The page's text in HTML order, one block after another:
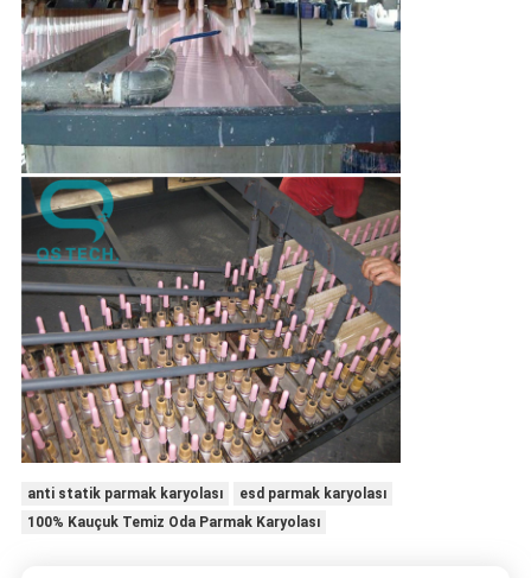
anti statik parmak karyolası
esd parmak karyolası
100% Kauçuk Temiz Oda Parmak Karyolası